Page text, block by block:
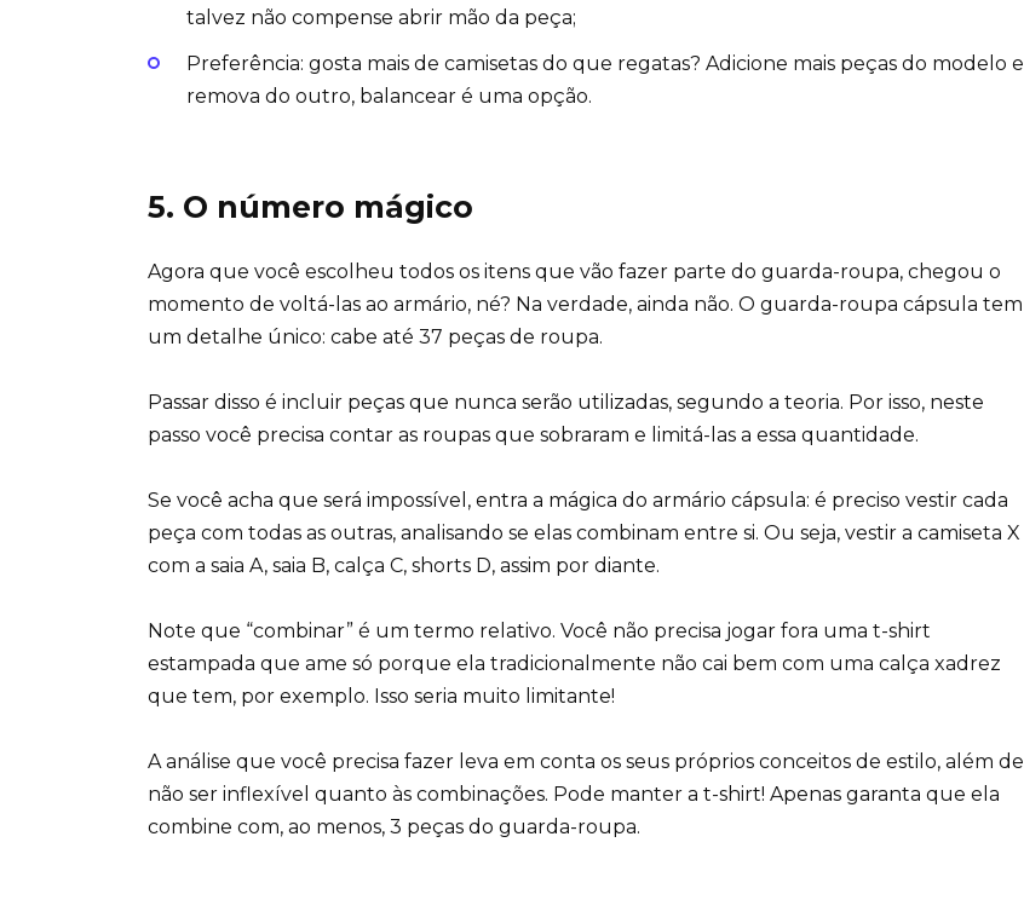
talvez não compense abrir mão da peça;
Preferência: gosta mais de camisetas do que regatas? Adicione mais peças do modelo e
remova do outro, balancear é uma opção.
5. O número mágico
Agora que você escolheu todos os itens que vão fazer parte do guarda-roupa, chegou o
momento de voltá-las ao armário, né? Na verdade, ainda não. O guarda-roupa cápsula tem
um detalhe único: cabe até 37 peças de roupa.
Passar disso é incluir peças que nunca serão utilizadas, segundo a teoria. Por isso, neste
passo você precisa contar as roupas que sobraram e limitá-las a essa quantidade.
Se você acha que será impossível, entra a mágica do armário cápsula: é preciso vestir cada
peça com todas as outras, analisando se elas combinam entre si. Ou seja, vestir a camiseta X
com a saia A, saia B, calça C, shorts D, assim por diante.
Note que “combinar” é um termo relativo. Você não precisa jogar fora uma t-shirt
estampada que ame só porque ela tradicionalmente não cai bem com uma calça xadrez
que tem, por exemplo. Isso seria muito limitante!
A análise que você precisa fazer leva em conta os seus próprios conceitos de estilo, além de
não ser inflexível quanto às combinações. Pode manter a t-shirt! Apenas garanta que ela
combine com, ao menos, 3 peças do guarda-roupa.